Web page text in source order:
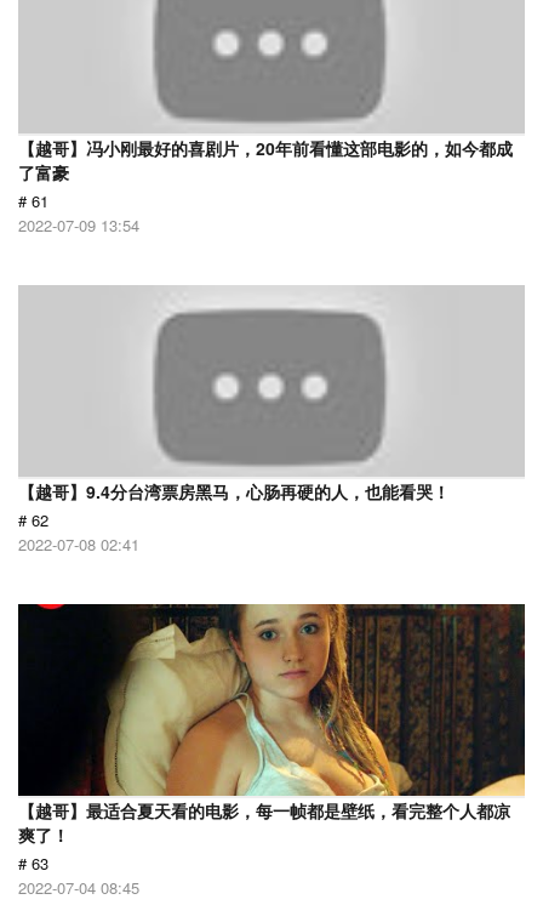
【越哥】冯小刚最好的喜剧片，20年前看懂这部电影的，如今都成
了富豪
# 61
2022-07-09 13:54
【越哥】9.4分台湾票房黑马，心肠再硬的人，也能看哭！
# 62
2022-07-08 02:41
【越哥】最适合夏天看的电影，每一帧都是壁纸，看完整个人都凉
爽了！
# 63
2022-07-04 08:45